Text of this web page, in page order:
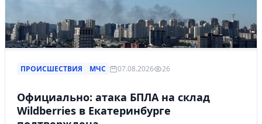
ПРОИСШЕСТВИЯ МЧС 07.08.2026 26
Официально: атака БПЛА на склад
Wildberries в Екатеринбурге